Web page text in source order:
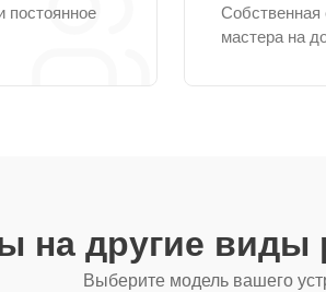
постоянное
Собственная
мастера на
на другие виды
Выберите модель вашего